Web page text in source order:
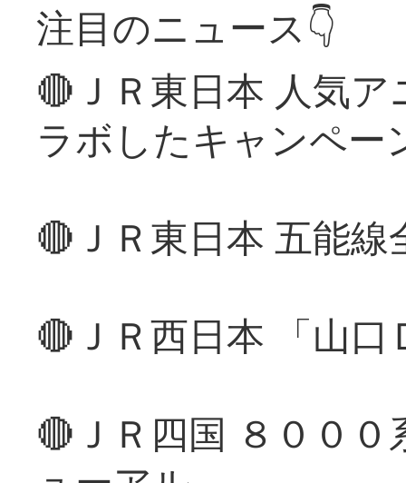
注目のニュース👇
🔴ＪＲ東日本 人気
ラボしたキャンペー
🔴ＪＲ東日本 五能
🔴ＪＲ西日本 「山
🔴ＪＲ四国 ８００